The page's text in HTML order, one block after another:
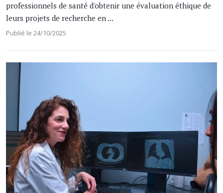
professionnels de santé d'obtenir une évaluation éthique de
leurs projets de recherche en ...
Publié le 24/10/2025